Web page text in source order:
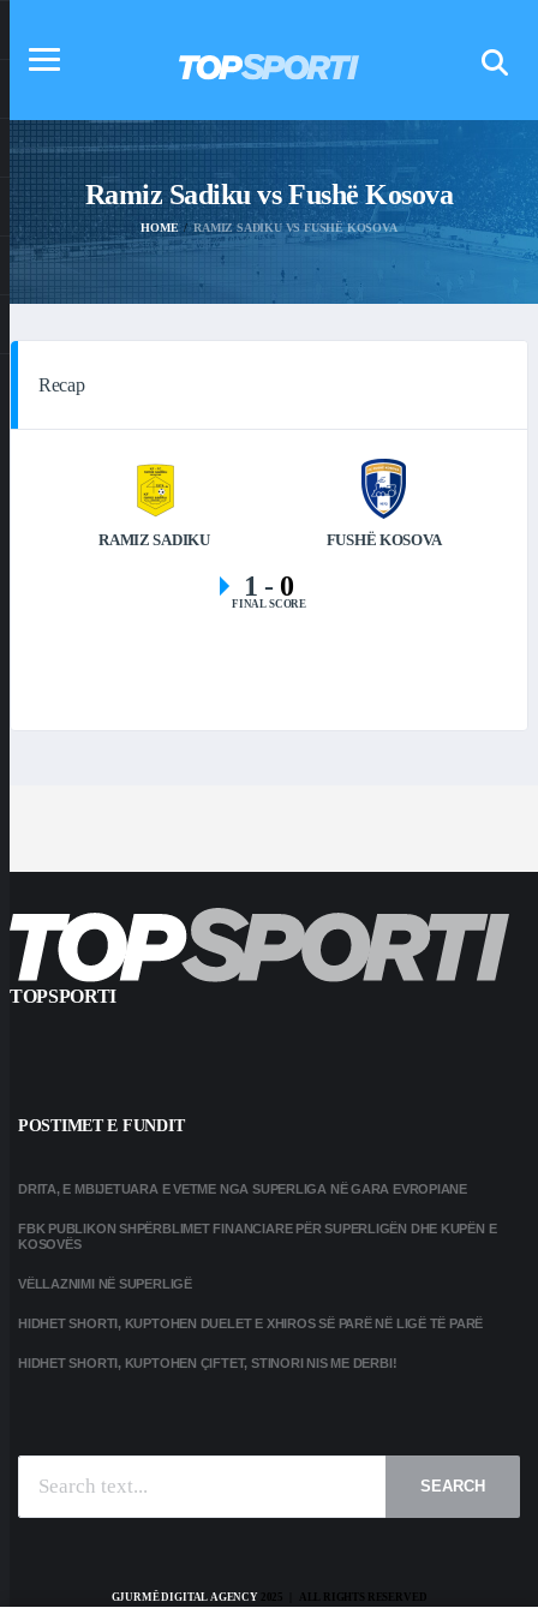
Ramiz Sadiku vs Fushë Kosova
HOME RAMIZ SADIKU VS FUSHË KOSOVA
Recap
RAMIZ SADIKU FUSHË KOSOVA
1- 0
FINAL SCORE
TOPSPORTI
POSTIMET E FUNDIT
DRITA, E MBIJETUARA E VETME NGA SUPERLIGA NË GARA EVROPIANE
FBK PUBLIKON SHPËRBLIMET FINANCIARE PËR SUPERLIGËN DHE KUPËN E
KOSOVËS
VËLLAZNIMI NË SUPERLIGË
HIDHET SHORTI, KUPTOHEN DUELET E XHIROS SË PARË NË LIGË TË PARË
HIDHET SHORTI, KUPTOHEN ÇIFTET, STINORI NIS ME DERBI!
SEARCH
GJURMË DIGITAL AGENCY2025 | ALL RIGHTS RESERVED